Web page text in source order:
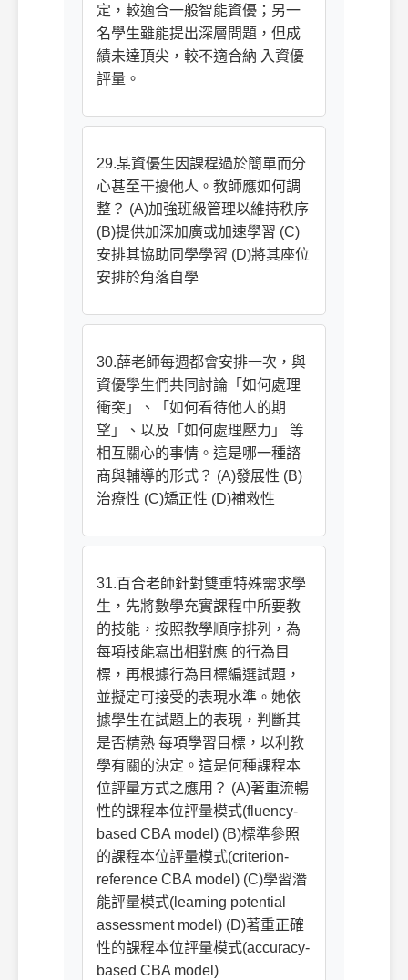
定，較適合一般智能資優；另一
名學生雖能提出深層問題，但成
績未達頂尖，較不適合納 入資優
評量。
29.某資優生因課程過於簡單而分
心甚至干擾他人。教師應如何調
整？ (A)加強班級管理以維持秩序
(B)提供加深加廣或加速學習 (C)
安排其協助同學學習 (D)將其座位
安排於角落自學
30.薛老師每週都會安排一次，與
資優學生們共同討論「如何處理
衝突」、「如何看待他人的期
望」、以及「如何處理壓力」 等
相互關心的事情。這是哪一種諮
商與輔導的形式？ (A)發展性 (B)
治療性 (C)矯正性 (D)補救性
31.百合老師針對雙重特殊需求學
生，先將數學充實課程中所要教
的技能，按照教學順序排列，為
每項技能寫出相對應 的行為目
標，再根據行為目標編選試題，
並擬定可接受的表現水準。她依
據學生在試題上的表現，判斷其
是否精熟 每項學習目標，以利教
學有關的決定。這是何種課程本
位評量方式之應用？ (A)著重流暢
性的課程本位評量模式(fluency-
based CBA model) (B)標準參照
的課程本位評量模式(criterion-
reference CBA model) (C)學習潛
能評量模式(learning potential
assessment model) (D)著重正確
性的課程本位評量模式(accuracy-
based CBA model)